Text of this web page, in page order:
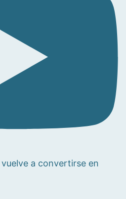
a convertirse en